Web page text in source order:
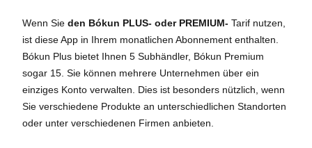
Wenn Sie den Bókun PLUS- oder PREMIUM- Tarif nutzen,
ist diese App in Ihrem monatlichen Abonnement enthalten.
Bókun Plus bietet Ihnen 5 Subhändler, Bókun Premium
sogar 15. Sie können mehrere Unternehmen über ein
einziges Konto verwalten. Dies ist besonders nützlich, wenn
Sie verschiedene Produkte an unterschiedlichen Standorten
oder unter verschiedenen Firmen anbieten.